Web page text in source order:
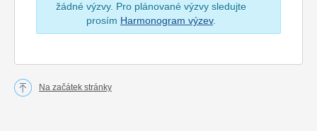
žádné výzvy. Pro plánované výzvy sledujte
prosím Harmonogram výzev.
Na začátek stránky